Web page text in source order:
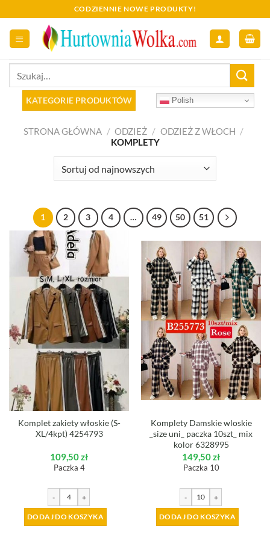
to
content
CODZIENNIE NOWE PRODUKTY!
KATEGORIE PRODUKTÓW Polish
STRONA GŁÓWNA / ODZIEŻ / ODZIEŻ Z WŁOCH /
KOMPLETY
1 2 3 4 … 49 50 51
Komplet zakiety włoskie (S-
XL/4kpt) 4254793
109,50zł
Paczka 4
- +
DODAJ DO KOSZYKA
Komplety Damskie wloskie
_size uni_ paczka 10szt_ mix
kolor 6328995
149,50zł
Paczka 10
- +
DODAJ DO KOSZYKA